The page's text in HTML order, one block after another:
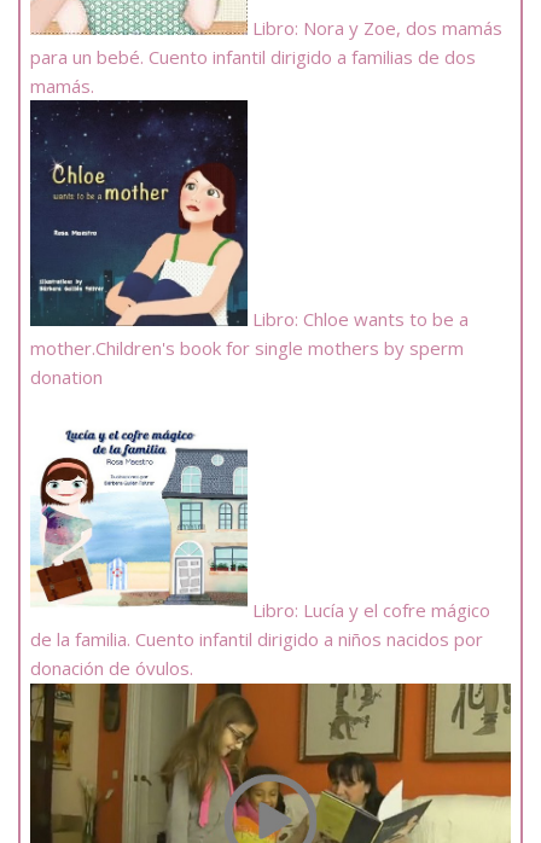
Libro: Nora y Zoe, dos mamás
para un bebé. Cuento infantil dirigido a familias de dos
mamás.
Libro: Chloe wants to be a
mother.Children's book for single mothers by sperm
donation
Libro: Lucía y el cofre mágico
de la familia. Cuento infantil dirigido a niños nacidos por
donación de óvulos.